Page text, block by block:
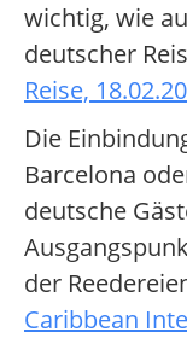
wichtig, wie
deutscher
Reise,
Die
Barcelona
deutsche
der
Caribbean